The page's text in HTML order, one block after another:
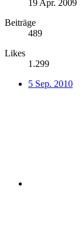
19 Apr. 2009
Beiträge
489
Likes
1.299
5 Sep. 2010